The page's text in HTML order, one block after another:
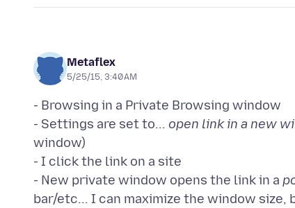
Metaflex
5/25/15, 3:40 AM
- Browsing in a Private Browsing window
- Settings are set to... open link in a new
window)
- I click the link on a site
- New private window opens the link in a
bar/etc... I can maximize the window